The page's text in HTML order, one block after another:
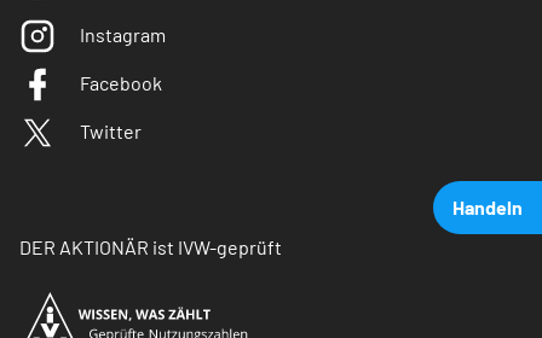
Handeln
Instagram
Facebook
Twitter
DER AKTIONÄR ist IVW-geprüft